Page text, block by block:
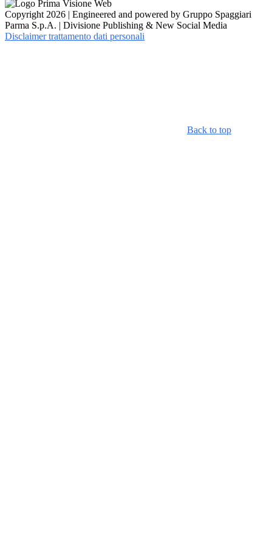
Copyright 2026 | Engineered and powered by Gruppo Spaggiari
Parma S.p.A. | Divisione Publishing & New Social Media
Disclaimer trattamento dati personali
Back to top